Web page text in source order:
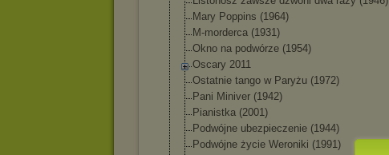
Mary Poppins (1964)
M-morderca (1931)
Okno na podwórze (1954)
Oscary 2011
Ostatnie tango w Paryżu (1972)
Pani Miniver (1942)
Pianistka (2001)
Podwójne ubezpieczenie (1944)
Podwójne życie Weroniki (1991)